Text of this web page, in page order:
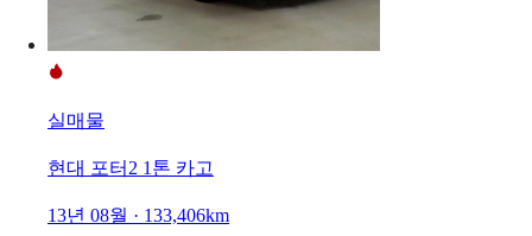
실매물
현대 포터2 1톤 카고
13년 08월 · 133,406km